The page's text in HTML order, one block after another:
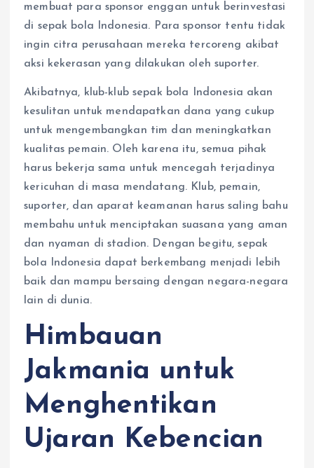
membuat para sponsor enggan untuk berinvestasi
di sepak bola Indonesia. Para sponsor tentu tidak
ingin citra perusahaan mereka tercoreng akibat
aksi kekerasan yang dilakukan oleh suporter.
Akibatnya, klub-klub sepak bola Indonesia akan
kesulitan untuk mendapatkan dana yang cukup
untuk mengembangkan tim dan meningkatkan
kualitas pemain. Oleh karena itu, semua pihak
harus bekerja sama untuk mencegah terjadinya
kericuhan di masa mendatang. Klub, pemain,
suporter, dan aparat keamanan harus saling bahu
membahu untuk menciptakan suasana yang aman
dan nyaman di stadion. Dengan begitu, sepak
bola Indonesia dapat berkembang menjadi lebih
baik dan mampu bersaing dengan negara-negara
lain di dunia.
Himbauan
Jakmania untuk
Menghentikan
Ujaran Kebencian